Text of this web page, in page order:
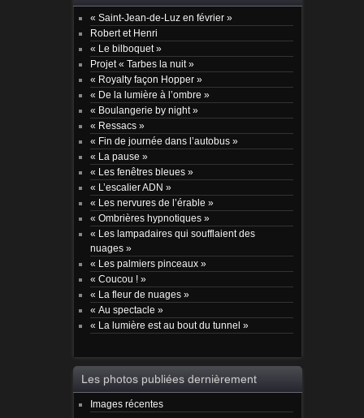
« Saint-Jean-de-Luz en février »
Robert et Henri
« Le bilboquet »
Projet « Tarbes la nuit »
« Royalty façon Hopper »
« De la lumière à l’ombre »
« Boulangerie by night »
« Ressacs »
« Fin de journée dans l’autobus »
« La pause »
« Les fenêtres bleues »
« L’escalier ADN »
« Les nervures de l’érable »
« Ombrières hypnotiques »
« Les lampadaires qui soufflaient des
nuages »
« Les palmiers pinceaux »
« Coucou ! »
« La fleur de nuages »
« Au spectacle »
« La lumière est au bout du tunnel »
Les photos publiées dernièrement
Images récentes